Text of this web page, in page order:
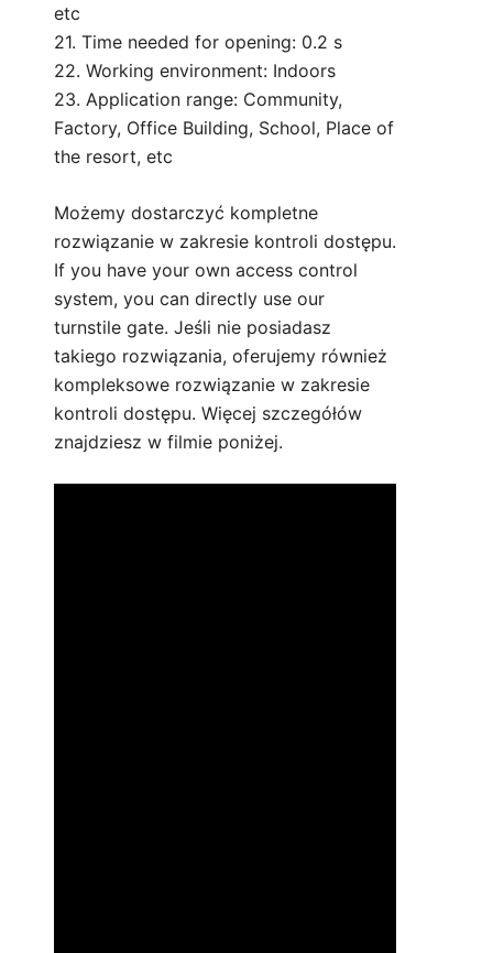
etc
21. Time needed for opening: 0.2 s
22. Working environment: Indoors
23. Application range: Community,
Factory, Office Building, School, Place of
the resort, etc
Możemy dostarczyć kompletne
rozwiązanie w zakresie kontroli dostępu.
If you have your own access control
system, you can directly use our
turnstile gate. Jeśli nie posiadasz
takiego rozwiązania, oferujemy również
kompleksowe rozwiązanie w zakresie
kontroli dostępu. Więcej szczegółów
znajdziesz w filmie poniżej.